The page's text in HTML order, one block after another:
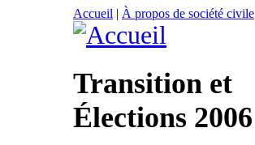
Accueil | À propos de société civile
Transition et
Élections 2006